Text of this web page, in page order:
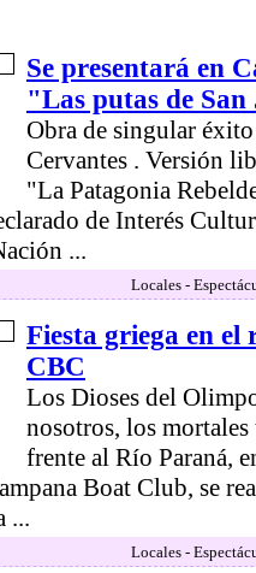
Se presentará en
"Las putas de
Obra de singular
Cervantes . Versión
"La Patagonia
de Interés
...
Locales -
Fiesta griega en el
CBC
Los Dioses del
nosotros, los mortales
frente al Río Paraná,
Boat Club, se
...
Locales -